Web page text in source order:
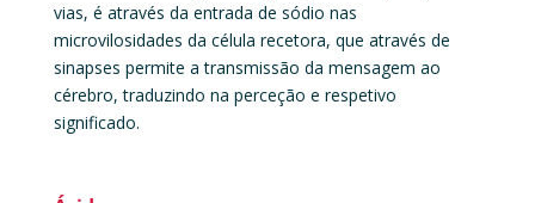
vias, é através da entrada de sódio nas
microvilosidades da célula recetora, que através de
sinapses permite a transmissão da mensagem ao
cérebro, traduzindo na perceção e respetivo
significado.